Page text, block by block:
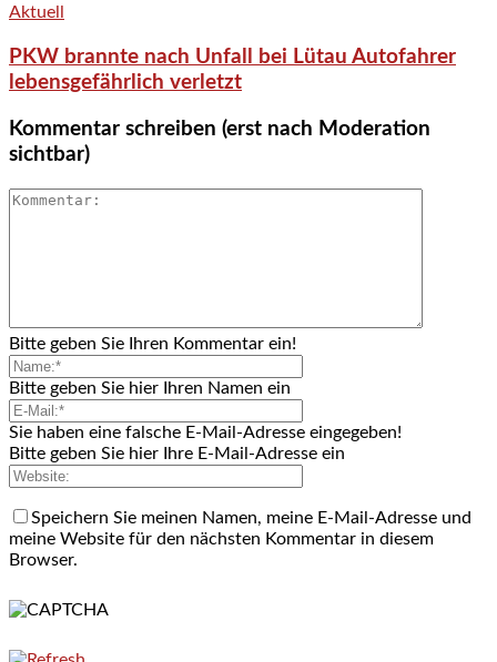
Aktuell
PKW brannte nach Unfall bei Lütau Autofahrer
lebensgefährlich verletzt
Kommentar schreiben (erst nach Moderation
sichtbar)
Bitte geben Sie Ihren Kommentar ein!
Bitte geben Sie hier Ihren Namen ein
Sie haben eine falsche E-Mail-Adresse eingegeben!
Bitte geben Sie hier Ihre E-Mail-Adresse ein
Speichern Sie meinen Namen, meine E-Mail-Adresse und
meine Website für den nächsten Kommentar in diesem
Browser.